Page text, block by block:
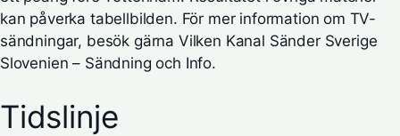
kan påverka tabellbilden. För mer information om TV-
sändningar, besök gärna Vilken Kanal Sänder Sverige
Slovenien – Sändning och Info.
Tidslinje